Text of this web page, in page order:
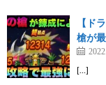
【ド
槍が
[…]